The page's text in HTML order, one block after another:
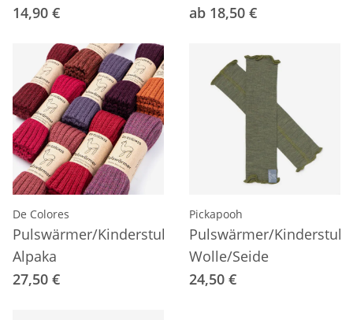
14,90 €
ab 18,50 €
De Colores
Pulswärmer/Kinderstulpe
Alpaka
27,50 €
Pickapooh
Pulswärmer/
Wolle/Seide
24,50 €